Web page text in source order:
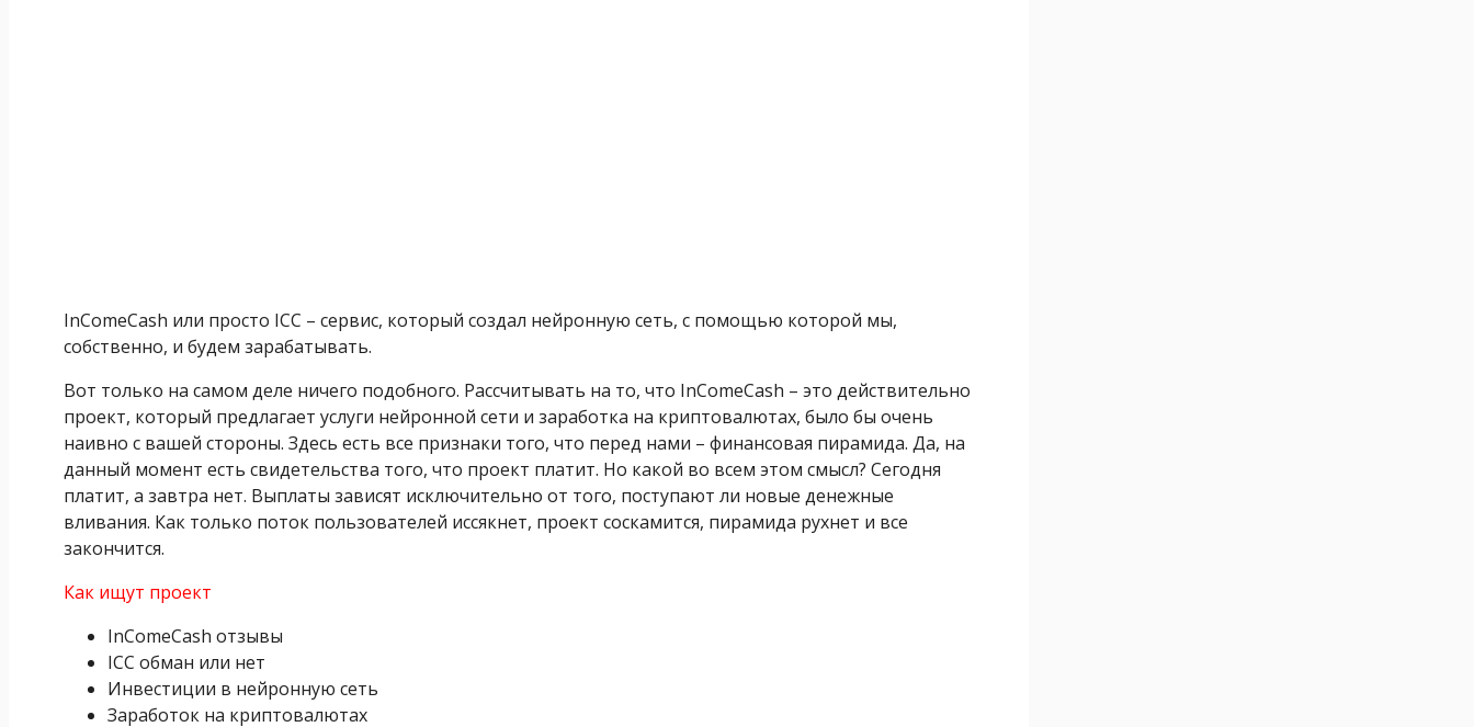
InComeCash или просто ICC – сервис, который создал нейронную сеть, с помощью которой мы,
собственно, и будем зарабатывать.
Вот только на самом деле ничего подобного. Рассчитывать на то, что InComeCash – это действительно
проект, который предлагает услуги нейронной сети и заработка на криптовалютах, было бы очень
наивно с вашей стороны. Здесь есть все признаки того, что перед нами – финансовая пирамида. Да, на
данный момент есть свидетельства того, что проект платит. Но какой во всем этом смысл? Сегодня
платит, а завтра нет. Выплаты зависят исключительно от того, поступают ли новые денежные
вливания. Как только поток пользователей иссякнет, проект соскамится, пирамида рухнет и все
закончится.
Как ищут проект
InComeCash отзывы
ICC обман или нет
Инвестиции в нейронную сеть
Заработок на криптовалютах